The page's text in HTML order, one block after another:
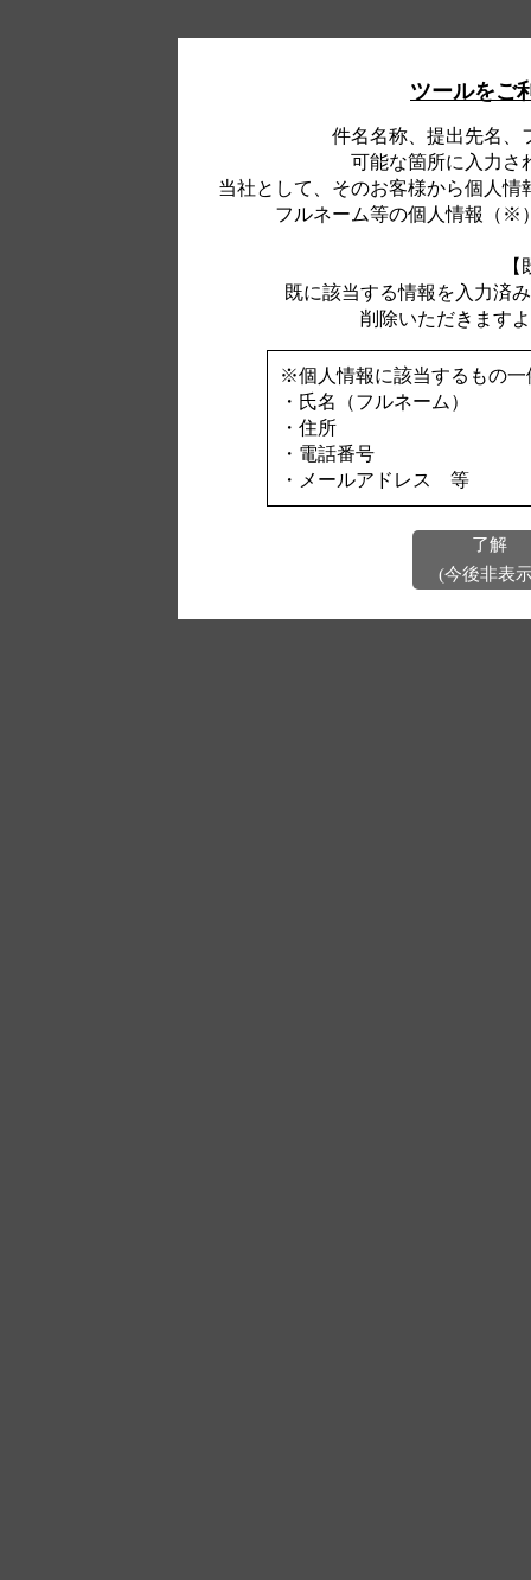
ツールをご
件名名称、提出先名、
可能な箇所に入力さ
当社として、そのお客様から個人
フルネーム等の個人情報（※
既に該当する情報を入力済
削除いただきます
※個人情報に該当するもの一
・氏名（フルネーム）
・住所
・電話番号
・メールアドレス 等
了解
(今後非表